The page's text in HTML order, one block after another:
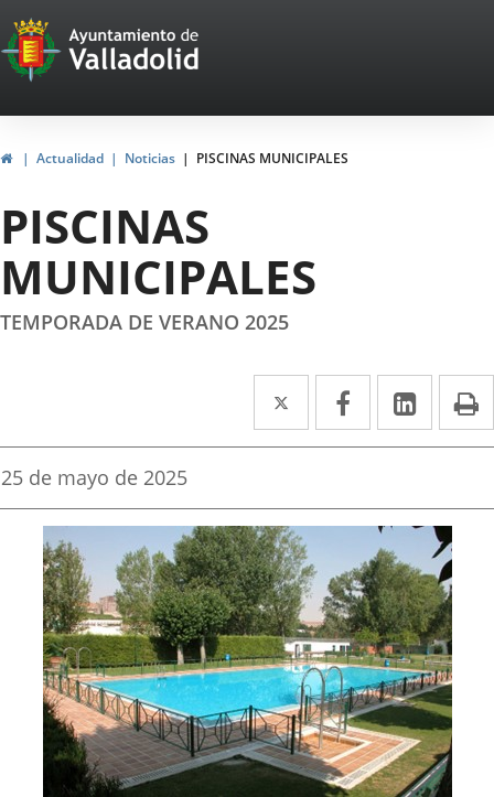
Portal
Web
del
Ayuntamiento
de
Valladolid
InicioActualidad Noticias PISCINAS MUNICIPALES
PISCINAS
MUNICIPALES
TEMPORADA DE VERANO 2025
Twitter
Enlace
a
aplicación
externa.
Facebook
Enlace
a
aplicación
externa.
Enlace
a
Fecha
la
noticia
25 de mayo de 2025